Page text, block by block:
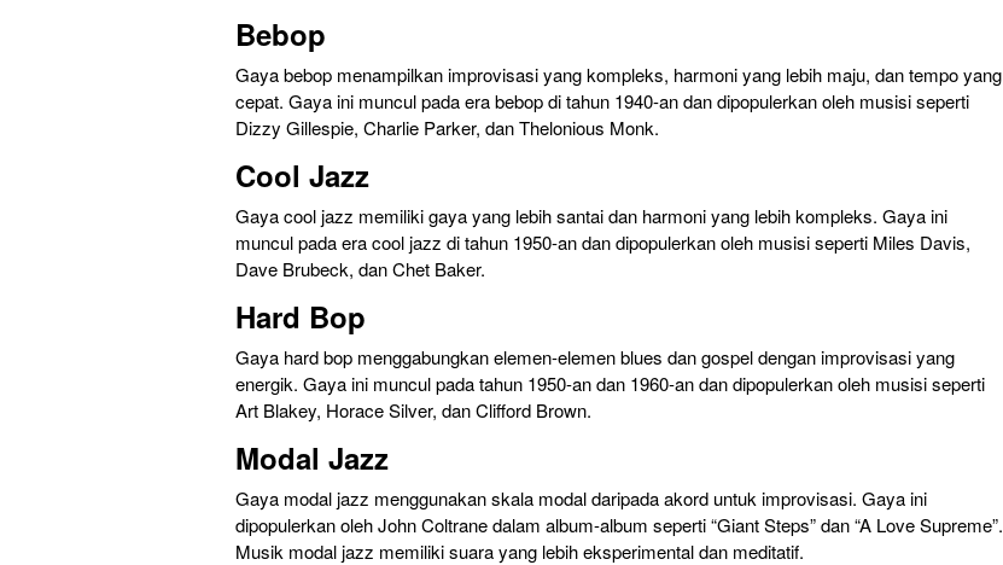
Bebop
Gaya bebop menampilkan improvisasi yang kompleks, harmoni yang lebih maju, dan tempo yang
cepat. Gaya ini muncul pada era bebop di tahun 1940-an dan dipopulerkan oleh musisi seperti
Dizzy Gillespie, Charlie Parker, dan Thelonious Monk.
Cool Jazz
Gaya cool jazz memiliki gaya yang lebih santai dan harmoni yang lebih kompleks. Gaya ini
muncul pada era cool jazz di tahun 1950-an dan dipopulerkan oleh musisi seperti Miles Davis,
Dave Brubeck, dan Chet Baker.
Hard Bop
Gaya hard bop menggabungkan elemen-elemen blues dan gospel dengan improvisasi yang
energik. Gaya ini muncul pada tahun 1950-an dan 1960-an dan dipopulerkan oleh musisi seperti
Art Blakey, Horace Silver, dan Clifford Brown.
Modal Jazz
Gaya modal jazz menggunakan skala modal daripada akord untuk improvisasi. Gaya ini
dipopulerkan oleh John Coltrane dalam album-album seperti “Giant Steps” dan “A Love Supreme”.
Musik modal jazz memiliki suara yang lebih eksperimental dan meditatif.